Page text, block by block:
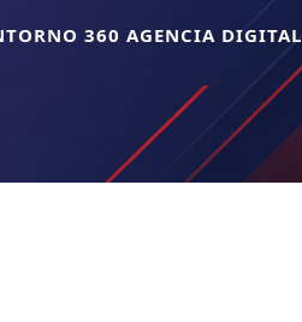
360 AGENCIA DIGITAL